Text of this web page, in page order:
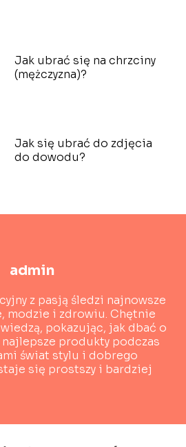
Jak ubrać się na chrzciny
(mężczyzna)?
Jak się ubrać do zdjęcia
do dowodu?
admin
z pasją śledzi najnowsze
modzie i zdrowiu. Chętnie
pokazując, jak dbać o
produkty podczas
świat stylu i dobrego
się prostszy i bardziej